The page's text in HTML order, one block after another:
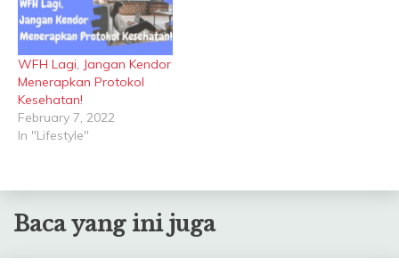
WFH Lagi, Jangan Kendor
Menerapkan Protokol
Kesehatan!
February 7, 2022
In "Lifestyle"
Baca yang ini juga